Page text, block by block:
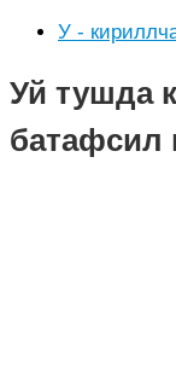
У -
Уй тушда
батафсил